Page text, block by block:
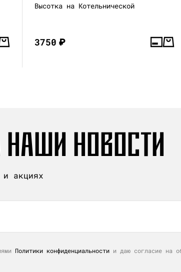
Высотка на Котельнической
3750₽
НОВОСТИ
и акциях
Политики конфиденциальности и даю согласие на